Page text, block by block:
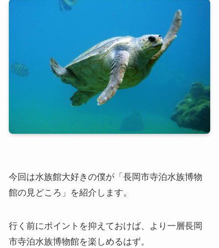
今回は水族館大好きの僕が「長岡市寺泊水族博物
館の見どころ」を紹介します。
行く前にポイントを抑えておけば、より一層長岡
市寺泊水族博物館を楽しめるはず。